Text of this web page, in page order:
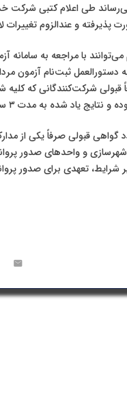
می‌رساند طی اعلام کتبی
پذیرفته و عندالزوم تغییرات
شرکت‌کنندگانی که کلیه
مدت ۳ سال از تاریخ برگزاری آزمون دارای اعتبار است.
قبولی صرفاً یکی از
شهرسازی و واحدهای صدور
شرایط، تعهدی برای صدور